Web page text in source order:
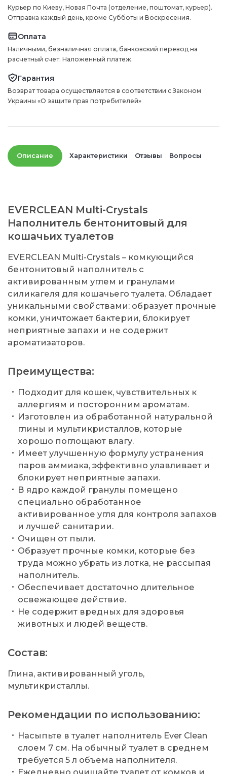
Курьер по Киеву, Новая Почта (отделение, поштомат, курьер).
Отправка каждый день, кроме Субботы и Воскресения.
Оплата
Наличными, безналичная оплата, банковский перевод на
расчетный счет. Наложенный платеж.
Гарантия
Возврат товара осуществляется в соответствии с Законом
Украины «О защите прав потребителей»
Описание Характеристики Отзывы Вопросы
EVERCLEAN Multi-Crystals
Наполнитель бентонитовый для
кошачьих туалетов
EVERCLEAN Multi-Crystals – комкующийся
бентонитовый наполнитель с
активированным углем и гранулами
силикагеля для кошачьего туалета. Обладает
уникальными свойствами: образует прочные
комки, уничтожает бактерии, блокирует
неприятные запахи и не содержит
ароматизаторов.
Преимущества:
Подходит для кошек, чувствительных к
аллергиям и посторонним ароматам.
Изготовлен из обработанной натуральной
глины и мультикристаллов, которые
хорошо поглощают влагу.
Имеет улучшенную формулу устранения
паров аммиака, эффективно улавливает и
блокирует неприятные запахи.
В ядро каждой гранулы помещено
специально обработанное
активированное угля для контроля запахов
и лучшей санитарии.
Очищен от пыли.
Образует прочные комки, которые без
труда можно убрать из лотка, не рассыпая
наполнитель.
Обеспечивает достаточно длительное
освежающее действие.
Не содержит вредных для здоровья
животных и людей веществ.
Состав:
Глина, активированный уголь,
мультикристаллы.
Рекомендации по использованию:
Насыпьте в туалет наполнитель Ever Clean
слоем 7 см. На обычный туалет в среднем
требуется 5 л объема наполнителя.
Ежедневно очищайте туалет от комков и